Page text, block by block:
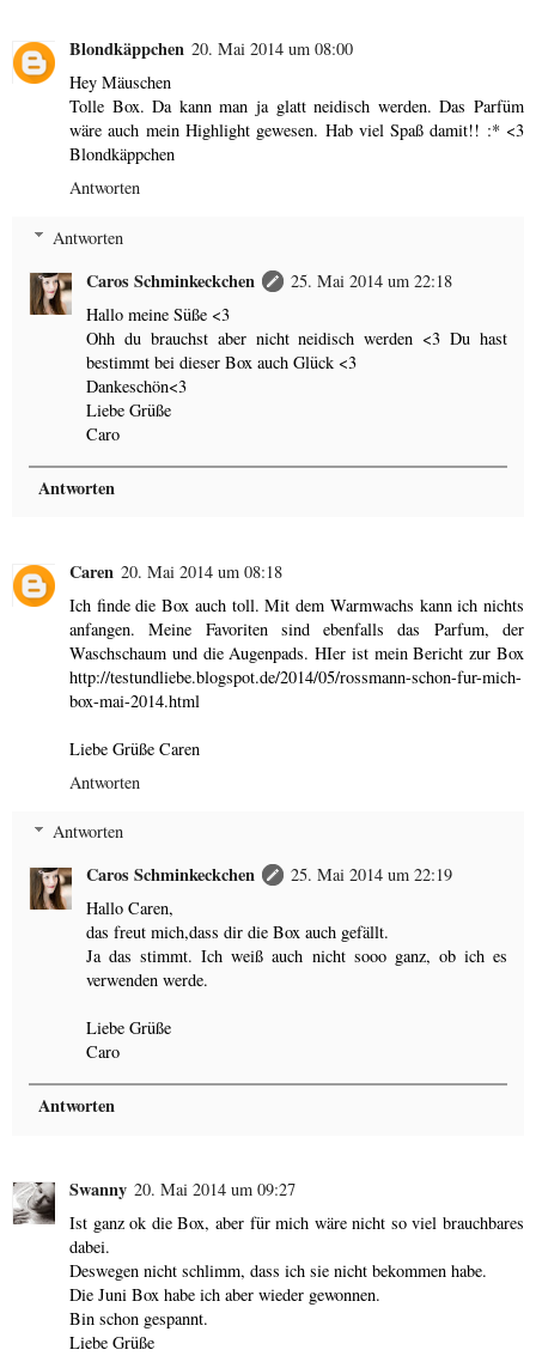
Blondkäppchen 20. Mai 2014 um 08:00
Hey Mäuschen
Tolle Box. Da kann man ja glatt neidisch werden. Das Parfüm
wäre auch mein Highlight gewesen. Hab viel Spaß damit!! :* <3
Blondkäppchen
Antworten
Antworten
Caros Schminkeckchen
25. Mai 2014 um 22:18
Hallo meine Süße <3
Ohh du brauchst aber nicht neidisch werden <3 Du hast
bestimmt bei dieser Box auch Glück <3
Dankeschön<3
Liebe Grüße
Caro
Antworten
Caren 20. Mai 2014 um 08:18
Ich finde die Box auch toll. Mit dem Warmwachs kann ich nichts
anfangen. Meine Favoriten sind ebenfalls das Parfum, der
Waschschaum und die Augenpads. HIer ist mein Bericht zur Box
http://testundliebe.blogspot.de/2014/05/rossmann-schon-fur-mich-
box-mai-2014.html
Liebe Grüße Caren
Antworten
Antworten
Caros Schminkeckchen
25. Mai 2014 um 22:19
Hallo Caren,
das freut mich,dass dir die Box auch gefällt.
Ja das stimmt. Ich weiß auch nicht sooo ganz, ob ich es
verwenden werde.
Liebe Grüße
Caro
Antworten
Swanny 20. Mai 2014 um 09:27
Ist ganz ok die Box, aber für mich wäre nicht so viel brauchbares
dabei.
Deswegen nicht schlimm, dass ich sie nicht bekommen habe.
Die Juni Box habe ich aber wieder gewonnen.
Bin schon gespannt.
Liebe Grüße